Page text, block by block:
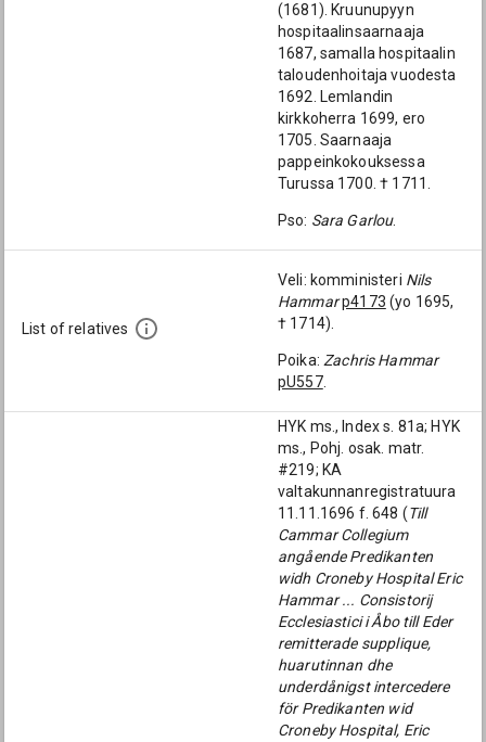
(1681). Kruunupyyn
hospitaalinsaarnaaja
1687, samalla hospitaalin
taloudenhoitaja vuodesta
1692. Lemlandin
kirkkoherra 1699, ero
1705. Saarnaaja
pappeinkokouksessa
Turussa 1700. † 1711.
Pso: Sara Garlou.
List of relatives
Veli: komministeri Nils
Hammarp4173 (yo 1695,
† 1714).
Poika: Zachris Hammar
pU557.
HYK ms., Index s. 81a; HYK
ms., Pohj. osak. matr.
#219; KA
valtakunnanregistratuura
11.11.1696 f. 648 (Till
Cammar Collegium
angående Predikanten
widh Croneby Hospital Eric
Hammar ... Consistorij
Ecclesiastici i Åbo till Eder
remitterade supplique,
huarutinnan dhe
underdånigst intercedere
för Predikanten wid
Croneby Hospital, Eric